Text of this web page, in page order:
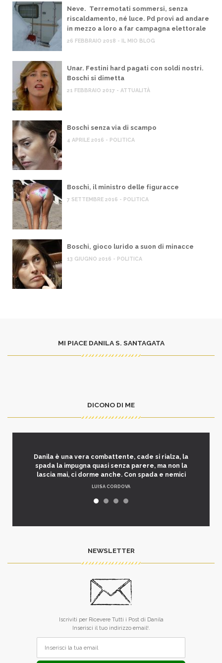
Neve. Terremotati sommersi, senza
riscaldamento, né luce. Pd provi ad andare
in mezzo a loro a far campagna elettorale
26 FEBBRAIO 2018 - IL MIO BLOG
Unar. Festini hard pagati con soldi nostri.
Boschi si dimetta
21 FEBBRAIO 2017 - ATTUALITÀ
Boschi senza via di scampo
4 APRILE 2016 - POLITICA
Boschi, il ministro delle figuracce
7 SETTEMBRE 2016 - POLITICA
Boschi, gioco lurido a suon di minacce
13 GIUGNO 2016 - POLITICA
MI PIACE DANILA S. SANTAGATA
DICONO DI ME
Danila è una vera combattente, cade si rialza, la
spada la impugna quasi senza parere, ma non la
lascia mai, ci dorme anche. Con spada e nemici
LUISA CORDOVA
NEWSLETTER
Iscriviti per Ricevere Tutti i Post di Danila
Inserisci il tuo indirizzo email!.